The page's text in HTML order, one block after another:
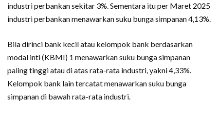
industri perbankan sekitar 3%. Sementara itu per Maret 2025
industri perbankan menawarkan suku bunga simpanan 4,13%.
Bila dirinci bank kecil atau kelompok bank berdasarkan
modal inti (KBMI) 1 menawarkan suku bunga simpanan
paling tinggi atau di atas rata-rata industri, yakni 4,33%.
Kelompok bank lain tercatat menawarkan suku bunga
simpanan di bawah rata-rata industri.